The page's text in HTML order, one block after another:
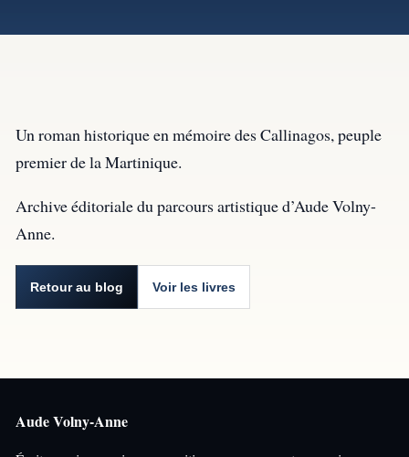
Un roman historique en mémoire des Callinagos, peuple
premier de la Martinique.
Archive éditoriale du parcours artistique d’Aude Volny-
Anne.
Retour au blog Voir les livres
Aude Volny-Anne